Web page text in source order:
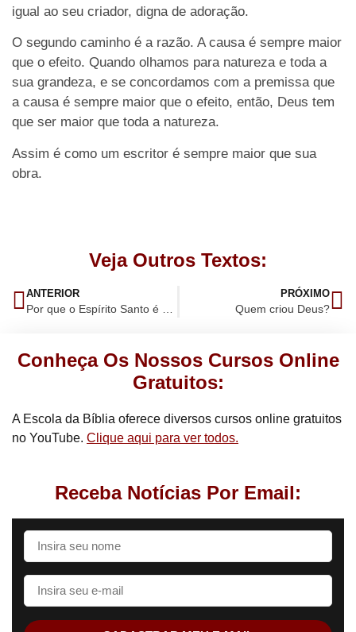
igual ao seu criador, digna de adoração.
O segundo caminho é a razão. A causa é sempre maior
que o efeito. Quando olhamos para natureza e toda a
sua grandeza, e se concordamos com a premissa que
a causa é sempre maior que o efeito, então, Deus tem
que ser maior que toda a natureza.
Assim é como um escritor é sempre maior que sua
obra.
Veja Outros Textos:
ANTERIOR PRÓXIMO
Quem criou Deus?
Conheça Os Nossos Cursos Online
Gratuitos:
A Escola da Bíblia oferece diversos cursos online gratuitos
no YouTube. Clique aqui para ver todos.
Receba Notícias Por Email: